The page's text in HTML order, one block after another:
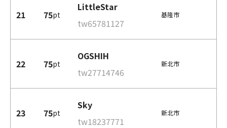
21 75pt
LittleStar
tw65781127
基隆市
22 75pt
OGSHIH
tw27714746
新北市
23 75pt
Sky
tw18237771
新北市